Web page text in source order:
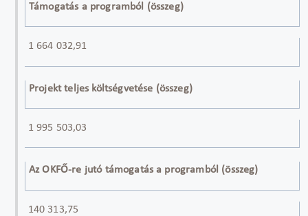
Támogatás a programból (összeg)
1 664 032,91
Projekt teljes költségvetése (összeg)
1 995 503,03
Az OKFŐ-re jutó támogatás a programból (összeg)
140 313,75